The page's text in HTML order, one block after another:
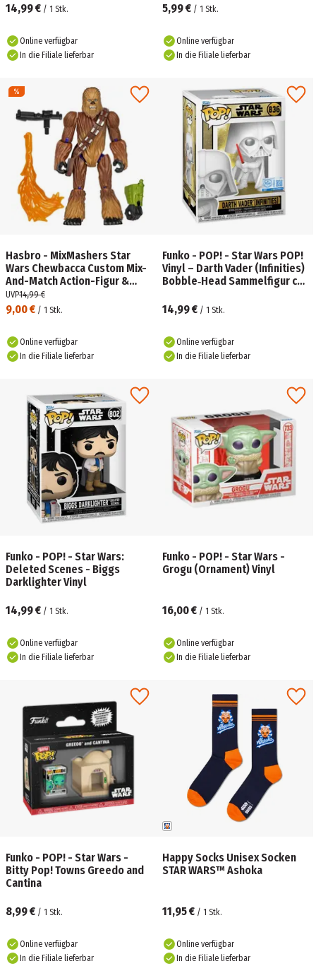
14,99 € / 1 Stk.
Online verfügbar
In die Filiale lieferbar
5,99 € / 1 Stk.
Online verfügbar
In die Filiale lieferbar
Hasbro - MixMashers Star
Wars Chewbacca Custom Mix-
And-Match Action-Figur &
Zubehör
9,00 € / 1 Stk.
UVP14,99 €
Online verfügbar
In die Filiale lieferbar
Funko - POP! - Star Wars POP!
Vinyl – Darth Vader (Infinities)
Bobble‑Head Sammelfigur ca.
14,99 € / 1 Stk.
Online verfügbar
In die Filiale lieferbar
Funko - POP! - Star Wars:
Deleted Scenes - Biggs
Darklighter Vinyl
14,99 € / 1 Stk.
Online verfügbar
In die Filiale lieferbar
Funko - POP! - Star Wars -
Grogu (Ornament) Vinyl
16,00 € / 1 Stk.
Online verfügbar
In die Filiale lieferbar
Funko - POP! - Star Wars -
Bitty Pop! Towns Greedo and
Cantina
8,99 € / 1 Stk.
Online verfügbar
In die Filiale lieferbar
Happy Socks Unisex Socken
STAR WARS™ Ashoka
11,95 € / 1 Stk.
Online verfügbar
In die Filiale lieferbar